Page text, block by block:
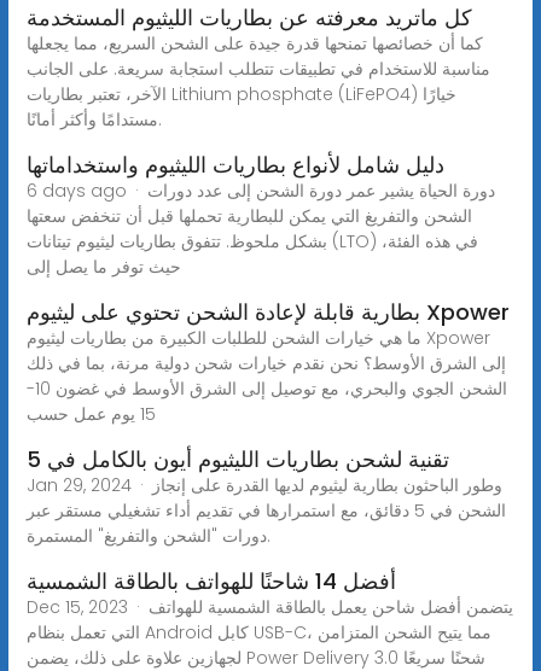
كل ماتريد معرفته عن بطاريات الليثيوم المستخدمة
كما أن خصائصها تمنحها قدرة جيدة على الشحن السريع، مما يجعلها
مناسبة للاستخدام في تطبيقات تتطلب استجابة سريعة. على الجانب
الآخر، تعتبر بطاريات Lithium phosphate (LiFePO4) خيارًا
مستدامًا وأكثر أمانًا.
دليل شامل لأنواع بطاريات الليثيوم واستخداماتها
6 days ago · دورة الحياة يشير عمر دورة الشحن إلى عدد دورات
الشحن والتفريغ التي يمكن للبطارية تحملها قبل أن تنخفض سعتها
بشكل ملحوظ. تتفوق بطاريات ليثيوم تيتانات (LTO) في هذه الفئة،
حيث توفر ما يصل إلى
بطارية قابلة لإعادة الشحن تحتوي على ليثيوم Xpower
ما هي خيارات الشحن للطلبات الكبيرة من بطاريات ليثيوم Xpower
إلى الشرق الأوسط؟ نحن نقدم خيارات شحن دولية مرنة، بما في ذلك
الشحن الجوي والبحري، مع توصيل إلى الشرق الأوسط في غضون 10-
15 يوم عمل حسب
تقنية لشحن بطاريات الليثيوم أيون بالكامل في 5
Jan 29, 2024 · وطور الباحثون بطارية ليثيوم لديها القدرة على إنجاز
الشحن في 5 دقائق، مع استمرارها في تقديم أداء تشغيلي مستقر عبر
دورات "الشحن والتفريغ" المستمرة.
أفضل 14 شاحنًا للهواتف بالطاقة الشمسية
Dec 15, 2023 · يتضمن أفضل شاحن يعمل بالطاقة الشمسية للهواتف
التي تعمل بنظام Android كابل USB-C، مما يتيح الشحن المتزامن
لجهازين علاوة على ذلك، يضمن Power Delivery 3.0 شحنًا سريعًا